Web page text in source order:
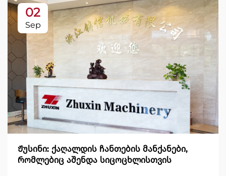
02
Sep
Ჟუსინი: ქაღალდის ჩანთების მანქანები,
რომლებიც აშენდა სიცოცხლისთვის